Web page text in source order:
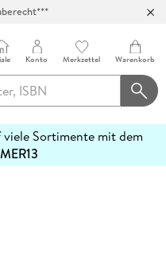
Konto Merkzettel Warenkorb
Sortimente mit dem